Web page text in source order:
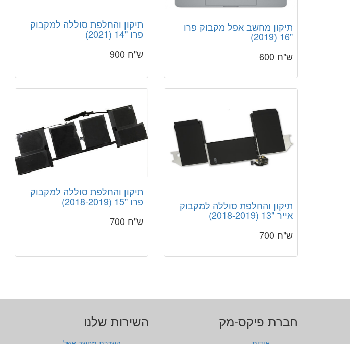
תיקון והחלפת סוללה למקבוק
פרו "14 (2021)
ש"ח 900
תיקון מחשב אפל מקבוק פרו
"16 (2019)
ש"ח 600
תיקון והחלפת סוללה למקבוק
פרו "15 (2018-2019)
ש"ח 700
תיקון והחלפת סוללה למקבוק
אייר "13 (2018-2019)
ש"ח 700
השירות שלנו חברת פיקס-מק